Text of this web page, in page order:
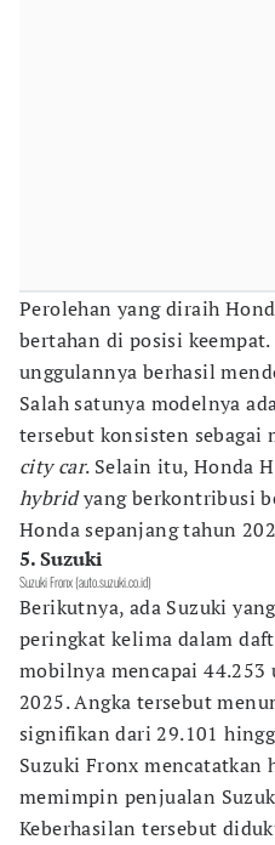
Perolehan yang diraih
bertahan di posisi keempat.
unggulannya berhasil
Salah satunya modelnya
tersebut konsisten sebagai
city car. Selain itu, Honda
hybridyang berkontribusi
Honda sepanjang tahun
5. Suzuki
Suzuki Fronx (auto.suzuki.co.id)
Berikutnya, ada Suzuki
peringkat kelima dalam
mobilnya mencapai 44.253
2025. Angka tersebut
signifikan dari 29.101
Suzuki Fronx mencatatkan
memimpin penjualan
Keberhasilan tersebut